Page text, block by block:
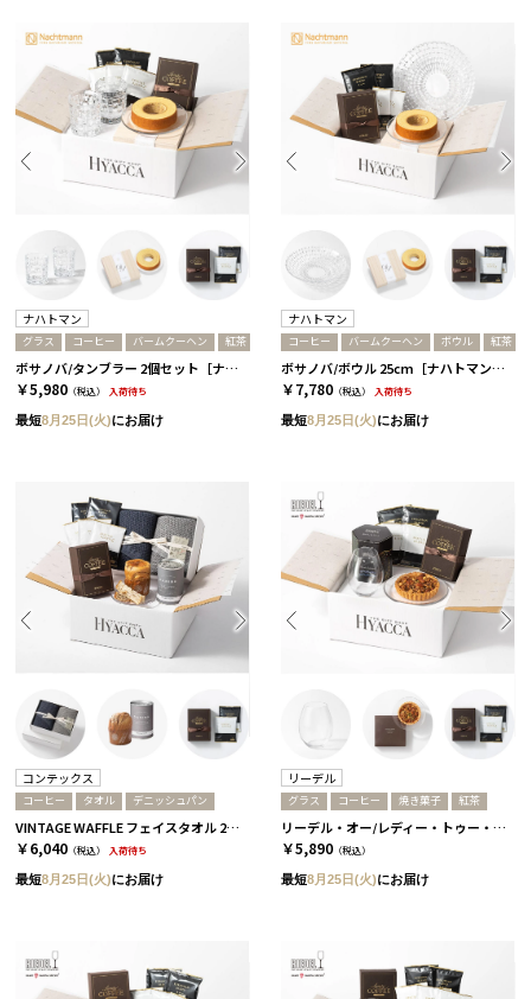
ナハトマン
グラス コーヒー バームクーヘン 紅茶
ボサノバ/タンブラー 2個セット［ナハトマン］+バームクーヘン+コーヒーor紅茶 コーヒー
￥5,980 （税込） 入荷待ち
最短8月25日(火)にお届け
ナハトマン
コーヒー バームクーヘン ボウル 紅茶
ボサノバ/ボウル 25cm［ナハトマン］+バームクーヘン+コーヒーor紅茶 コーヒー
￥7,780 （税込） 入荷待ち
最短8月25日(火)にお届け
コンテックス
コーヒー タオル デニッシュパン
VINTAGE WAFFLE フェイスタオル 2枚セット［コンテックス］+デニッシュ+コーヒー
￥6,040 （税込） 入荷待ち
最短8月25日(火)にお届け
リーデル
グラス コーヒー 焼き菓子 紅茶
リーデル・オー/レディー・トゥー・ドリンク［リーデル］+ナッツタルト+コーヒーor紅茶 コーヒー
￥5,890 （税込）
最短8月25日(火)にお届け